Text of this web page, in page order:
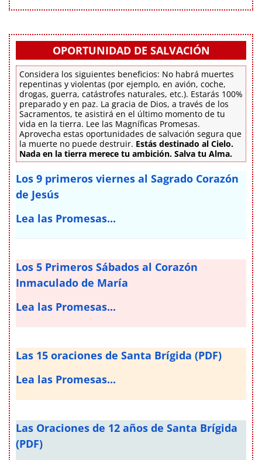
OPORTUNIDAD DE SALVACIÓN
Considera los siguientes beneficios: No habrá muertes
repentinas y violentas (por ejemplo, en avión, coche,
drogas, guerra, catástrofes naturales, etc.). Estarás 100%
preparado y en paz. La gracia de Dios, a través de los
Sacramentos, te asistirá en el último momento de tu
vida en la tierra. Lee las Magníficas Promesas.
Aprovecha estas oportunidades de salvación segura que
la muerte no puede destruir. Estás destinado al Cielo.
Nada en la tierra merece tu ambición. Salva tu Alma.
Los 9 primeros viernes al Sagrado Corazón
de Jesús
Lea las Promesas...
Los 5 Primeros Sábados al Corazón
Inmaculado de María
Lea las Promesas...
Las 15 oraciones de Santa Brígida (PDF)
Lea las Promesas...
Las Oraciones de 12 años de Santa Brígida
(PDF)